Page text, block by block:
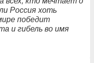
Россия хоть
победит
и гибель во имя